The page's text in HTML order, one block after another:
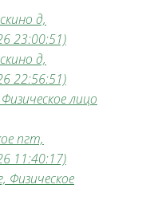
д,
23:00:51)
д,
22:56:51)
лицо
пгт,
11:40:17)
Физическое